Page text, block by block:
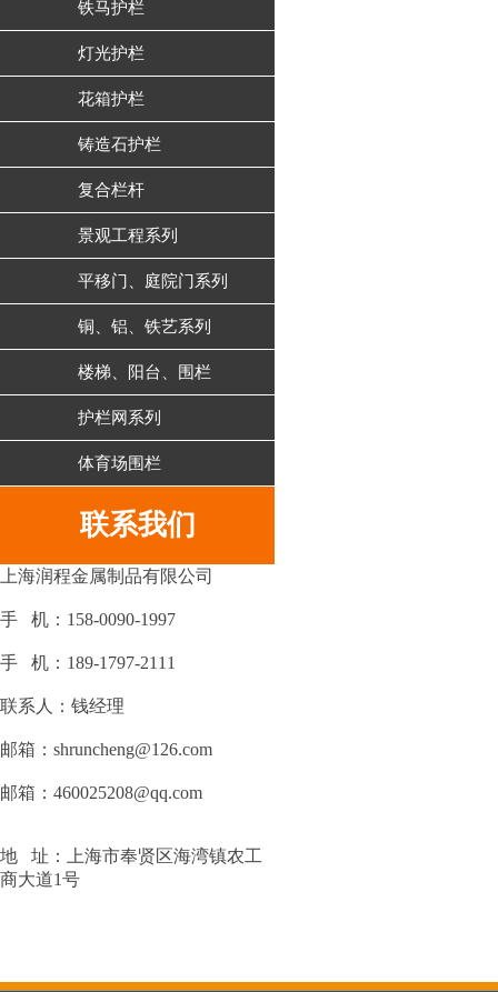
铁马护栏
灯光护栏
花箱护栏
铸造石护栏
复合栏杆
景观工程系列
平移门、庭院门系列
铜、铝、铁艺系列
楼梯、阳台、围栏
护栏网系列
体育场围栏
联系我们
上海润程金属制品有限公司
手 机：158-0090-1997
手 机：189-1797-2111
联系人：钱经理
邮箱：shruncheng@126.com
邮箱：460025208@qq.com
地 址：上海市奉贤区海湾镇农工
商大道1号